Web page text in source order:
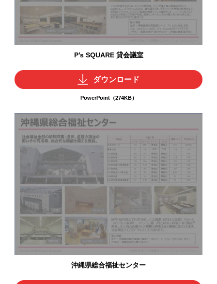
P’s SQUARE 貸会議室
ダウンロード
PowerPoint（274KB）
沖縄県総合福祉センター